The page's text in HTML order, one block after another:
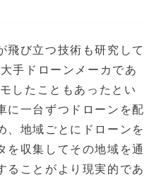
飛び立つ技術も研究して
手ドローンメーカであ
したこともあったとい
に一台ずつドローンを配
、地域ごとにドローンを
を収集してその地域を通
ることがより現実的であ